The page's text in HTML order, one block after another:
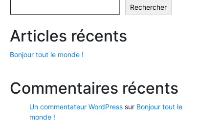
Rechercher
Articles récents
Bonjour tout le monde !
Commentaires récents
Un commentateur WordPress sur Bonjour tout le
monde !